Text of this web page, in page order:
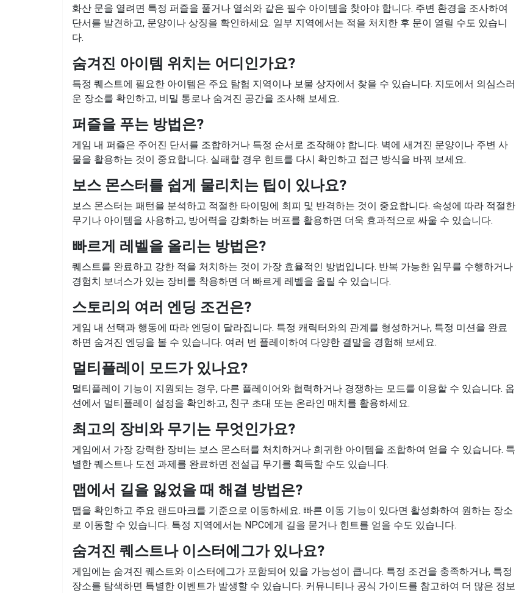
화산 문을 열려면 특정 퍼즐을 풀거나 열쇠와 같은 필수 아이템을 찾아야 합니다. 주변 환경을 조사하여
단서를 발견하고, 문양이나 상징을 확인하세요. 일부 지역에서는 적을 처치한 후 문이 열릴 수도 있습니
다.
숨겨진 아이템 위치는 어디인가요?
특정 퀘스트에 필요한 아이템은 주요 탐험 지역이나 보물 상자에서 찾을 수 있습니다. 지도에서 의심스러
운 장소를 확인하고, 비밀 통로나 숨겨진 공간을 조사해 보세요.
퍼즐을 푸는 방법은?
게임 내 퍼즐은 주어진 단서를 조합하거나 특정 순서로 조작해야 합니다. 벽에 새겨진 문양이나 주변 사
물을 활용하는 것이 중요합니다. 실패할 경우 힌트를 다시 확인하고 접근 방식을 바꿔 보세요.
보스 몬스터를 쉽게 물리치는 팁이 있나요?
보스 몬스터는 패턴을 분석하고 적절한 타이밍에 회피 및 반격하는 것이 중요합니다. 속성에 따라 적절한
무기나 아이템을 사용하고, 방어력을 강화하는 버프를 활용하면 더욱 효과적으로 싸울 수 있습니다.
빠르게 레벨을 올리는 방법은?
퀘스트를 완료하고 강한 적을 처치하는 것이 가장 효율적인 방법입니다. 반복 가능한 임무를 수행하거나
경험치 보너스가 있는 장비를 착용하면 더 빠르게 레벨을 올릴 수 있습니다.
스토리의 여러 엔딩 조건은?
게임 내 선택과 행동에 따라 엔딩이 달라집니다. 특정 캐릭터와의 관계를 형성하거나, 특정 미션을 완료
하면 숨겨진 엔딩을 볼 수 있습니다. 여러 번 플레이하여 다양한 결말을 경험해 보세요.
멀티플레이 모드가 있나요?
멀티플레이 기능이 지원되는 경우, 다른 플레이어와 협력하거나 경쟁하는 모드를 이용할 수 있습니다. 옵
션에서 멀티플레이 설정을 확인하고, 친구 초대 또는 온라인 매치를 활용하세요.
최고의 장비와 무기는 무엇인가요?
게임에서 가장 강력한 장비는 보스 몬스터를 처치하거나 희귀한 아이템을 조합하여 얻을 수 있습니다. 특
별한 퀘스트나 도전 과제를 완료하면 전설급 무기를 획득할 수도 있습니다.
맵에서 길을 잃었을 때 해결 방법은?
맵을 확인하고 주요 랜드마크를 기준으로 이동하세요. 빠른 이동 기능이 있다면 활성화하여 원하는 장소
로 이동할 수 있습니다. 특정 지역에서는 NPC에게 길을 묻거나 힌트를 얻을 수도 있습니다.
숨겨진 퀘스트나 이스터에그가 있나요?
게임에는 숨겨진 퀘스트와 이스터에그가 포함되어 있을 가능성이 큽니다. 특정 조건을 충족하거나, 특정
장소를 탐색하면 특별한 이벤트가 발생할 수 있습니다. 커뮤니티나 공식 가이드를 참고하여 더 많은 정보